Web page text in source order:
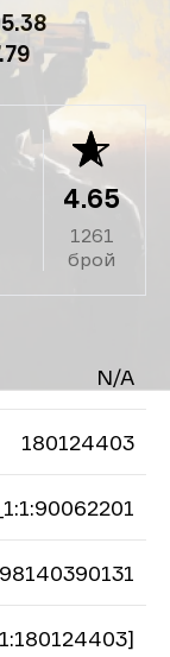
4.65
1261
брой
N/A
180124403